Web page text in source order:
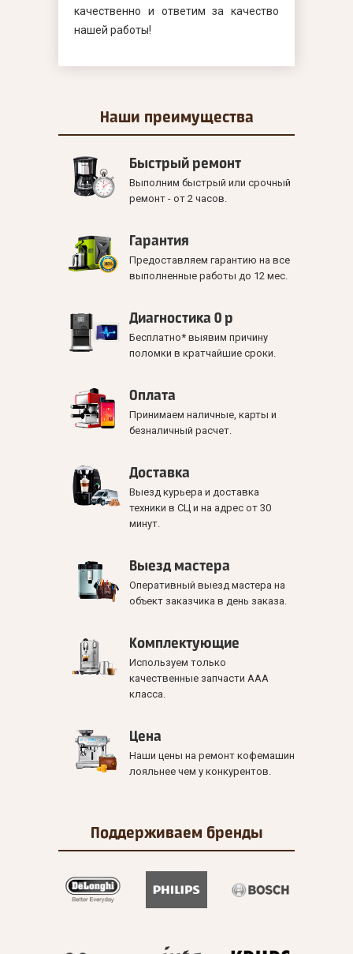
качественно и ответим за качество
нашей работы!
Наши преимущества
Быстрый ремонт
Выполним быстрый или срочный
ремонт - от 2 часов.
Гарантия
Предоставляем гарантию на все
выполненные работы до 12 мес.
Диагностика 0 р
Бесплатно* выявим причину
поломки в кратчайшие сроки.
Оплата
Принимаем наличные, карты и
безналичный расчет.
Доставка
Выезд курьера и доставка
техники в СЦ и на адрес от 30
минут.
Выезд мастера
Оперативный выезд мастера на
объект заказчика в день заказа.
Комплектующие
Используем только
качественные запчасти ААА
класса.
Цена
Наши цены на ремонт кофемашин
лояльнее чем у конкурентов.
Поддерживаем бренды